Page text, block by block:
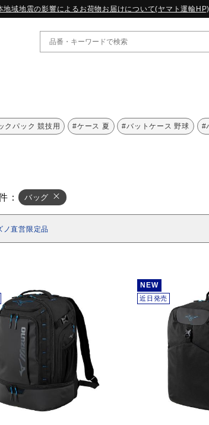
地域地震の影響によるお荷物お届けについて(ヤマト運輸HP)
｜特集
LS｜特集
｜特集
ャルカラーパック｜特集
2｜特集
レット・ハウエル｜特集
& ECHO｜特集
クパック 競技用 #ケース 夏 #バットケース 野球 #
： バッグ
ノ直営限定品
NEW
近日発売